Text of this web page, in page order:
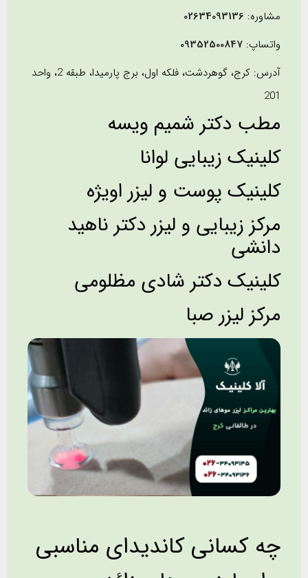
مشاوره: 02634093136
واتساپ: 09352500847
آدرس: کرج، گوهردشت، فلکه اول، برج پارمیدا، طبقه 2، واحد
201
مطب دکتر شمیم ویسه
کلینیک زیبایی لوانا
کلینیک پوست و لیزر اویژه
مرکز زیبایی و لیزر دکتر ناهید
دانشی
کلینیک دکتر شادی مظلومی
مرکز لیزر صبا
چه کسانی کاندیدای مناسبی